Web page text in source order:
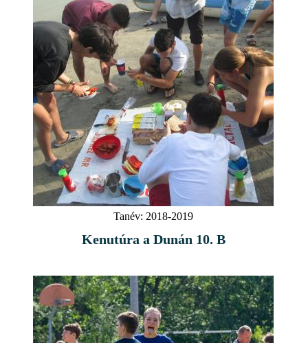
Tanév: 2018-2019
Kenutúra a Dunán 10. B